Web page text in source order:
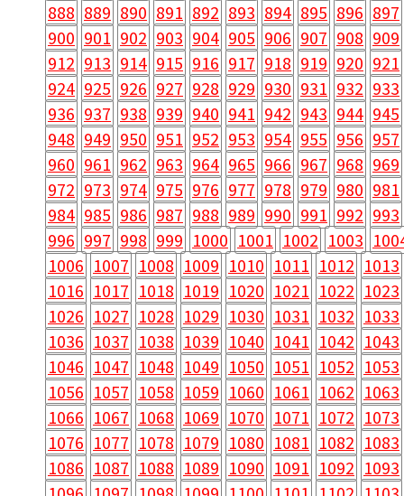
888 889 890 891 892 893 894 895 896 897
900 901 902 903 904 905 906 907 908 909
912 913 914 915 916 917 918 919 920 921
924 925 926 927 928 929 930 931 932 933
936 937 938 939 940 941 942 943 944 945
948 949 950 951 952 953 954 955 956 957
960 961 962 963 964 965 966 967 968 969
972 973 974 975 976 977 978 979 980 981
984 985 986 987 988 989 990 991 992 993
996 997 998 999 1000 1001 1002 1003
1006 1007 1008 1009 1010 1011 1012 1013
1016 1017 1018 1019 1020 1021 1022 1023
1026 1027 1028 1029 1030 1031 1032 1033
1036 1037 1038 1039 1040 1041 1042 1043
1046 1047 1048 1049 1050 1051 1052 1053
1056 1057 1058 1059 1060 1061 1062 1063
1066 1067 1068 1069 1070 1071 1072 1073
1076 1077 1078 1079 1080 1081 1082 1083
1086 1087 1088 1089 1090 1091 1092 1093